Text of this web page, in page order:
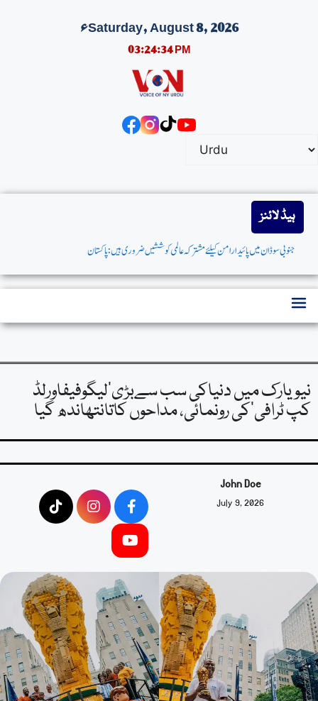
Saturday, August 8, 2026ء
03:24:34 PM
ہیڈ لائنز
جنوبی سوڈان میں پائیدارامن کیلئےمشترکہ عالمی کوششیں ضروری ہیں: پاکستان
نیویارک میں دنیاکی سب سےبڑی’لیگوفیفاورلڈ
کپ ٹرافی’کی رونمائی، مداحوں کاتانتھاندھ گیا
John Doe
July 9, 2026